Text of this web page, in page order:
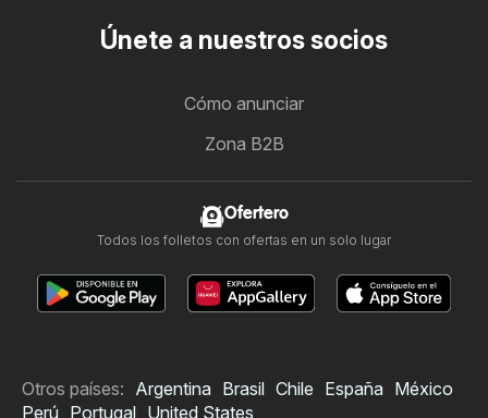
Únete a nuestros socios
Cómo anunciar
Zona B2B
Ofertero
Todos los folletos con ofertas en un solo lugar
Otros países: Argentina Brasil Chile España México
Perú Portugal United States